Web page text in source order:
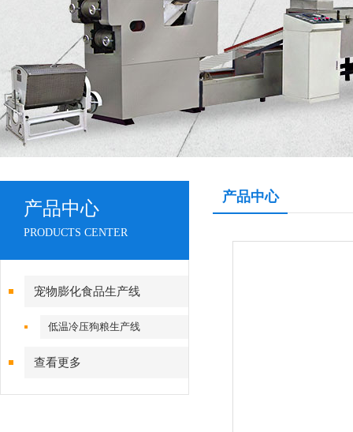
产品中心
PRODUCTS CENTER
宠物膨化食品生产线
低温冷压狗粮生产线
查看更多
产品中心